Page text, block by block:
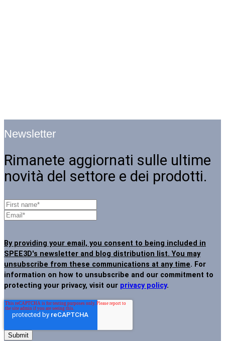
Newsletter
Rimanete aggiornati sulle ultime
novità del settore e dei prodotti.
By providing your email, you consent to being included in
SPEE3D's newsletter and blog distribution list. You may
unsubscribe from these communications at any time. For
information on how to unsubscribe and our commitment to
protecting your privacy, visit our privacy policy.